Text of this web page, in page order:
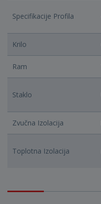
Specifikacije Profila
Krilo
Ram
Staklo
Zvučna Izolacija
Toplotna Izolacija